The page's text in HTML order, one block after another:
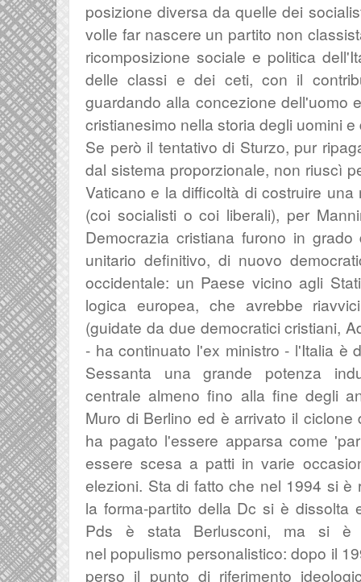
posizione diversa da quelle dei
volle far nascere un partito non
ricomposizione sociale e politica
delle classi e dei ceti, con il
guardando alla concezione dell'uomo
cristianesimo nella storia degli uomini
Se però il tentativo di Sturzo, pur
dal sistema proporzionale, non riuscì
Vaticano e la difficoltà di costruire una
(coi socialisti o coi liberali), per
Democrazia cristiana furono in
unitario definitivo, di nuovo
occidentale: un Paese vicino agli
logica europea, che avrebbe
(guidate da due democratici cristiani,
- ha continuato l'ex ministro - l'Italia è
Sessanta una grande potenza
centrale almeno fino alla fine degli
Muro di Berlino ed è arrivato il ciclone
ha pagato l'essere apparsa come
essere scesa a patti in varie
elezioni. Sta di fatto che nel 1994 si è
la forma-partito della Dc si è dissolta
Pds è stata Berlusconi, ma si è
nel populismo personalistico: dopo il
perso il punto di riferimento